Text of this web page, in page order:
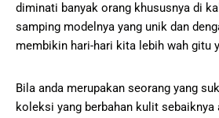
diminati banyak orang khususnya di
samping modelnya yang unik dan
membikin hari-hari kita lebih wah gitu
Bila anda merupakan seorang yang
koleksi yang berbahan kulit